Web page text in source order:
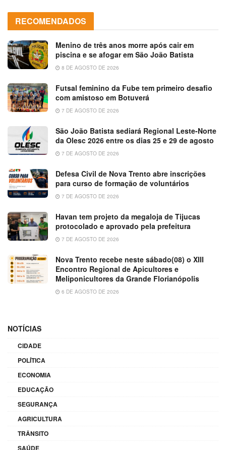
RECOMENDADOS
Menino de três anos morre após cair em
piscina e se afogar em São João Batista
8 DE AGOSTO DE 2026
Futsal feminino da Fube tem primeiro desafio
com amistoso em Botuverá
7 DE AGOSTO DE 2026
São João Batista sediará Regional Leste-Norte
da Olesc 2026 entre os dias 25 e 29 de agosto
7 DE AGOSTO DE 2026
Defesa Civil de Nova Trento abre inscrições
para curso de formação de voluntários
7 DE AGOSTO DE 2026
Havan tem projeto da megaloja de Tijucas
protocolado e aprovado pela prefeitura
7 DE AGOSTO DE 2026
Nova Trento recebe neste sábado(08) o XIII
Encontro Regional de Apicultores e
Meliponicultores da Grande Florianópolis
6 DE AGOSTO DE 2026
NOTÍCIAS
CIDADE
POLÍTICA
ECONOMIA
EDUCAÇÃO
SEGURANÇA
AGRICULTURA
TRÂNSITO
SAÚDE